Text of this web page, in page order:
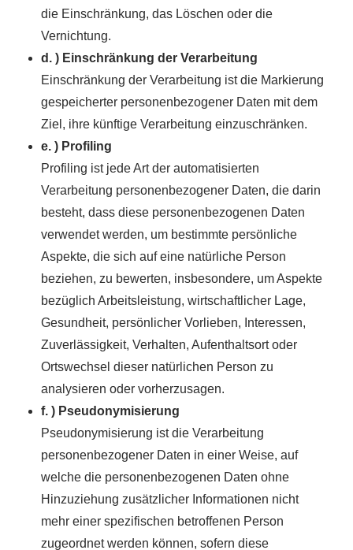
die Einschränkung, das Löschen oder die
Vernichtung.
d. ) Einschränkung der Verarbeitung
Einschränkung der Verarbeitung ist die Markierung
gespeicherter personenbezogener Daten mit dem
Ziel, ihre künftige Verarbeitung einzuschränken.
e. ) Profiling
Profiling ist jede Art der automatisierten
Verarbeitung personenbezogener Daten, die darin
besteht, dass diese personenbezogenen Daten
verwendet werden, um bestimmte persönliche
Aspekte, die sich auf eine natürliche Person
beziehen, zu bewerten, insbesondere, um Aspekte
bezüglich Arbeitsleistung, wirtschaftlicher Lage,
Gesundheit, persönlicher Vorlieben, Interessen,
Zuverlässigkeit, Verhalten, Aufenthaltsort oder
Ortswechsel dieser natürlichen Person zu
analysieren oder vorherzusagen.
f. ) Pseudonymisierung
Pseudonymisierung ist die Verarbeitung
personenbezogener Daten in einer Weise, auf
welche die personenbezogenen Daten ohne
Hinzuziehung zusätzlicher Informationen nicht
mehr einer spezifischen betroffenen Person
zugeordnet werden können, sofern diese